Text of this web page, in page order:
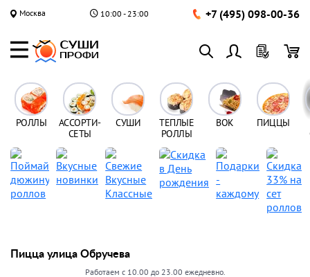
Москва 10:00 - 23:00 +7 (495) 098-00-36
РОЛЛЫ
АССОРТИ-
СЕТЫ
СУШИ
ТЕПЛЫЕ
РОЛЛЫ
ВОК ПИЦЦЫ
Пицца улица Обручева
Работаем с 10.00 до 23.00 ежедневно.